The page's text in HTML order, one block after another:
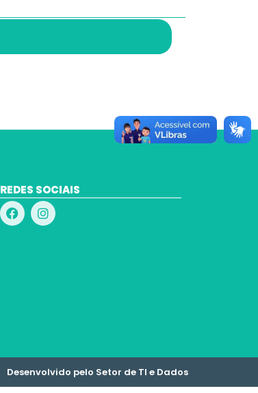
REDES SOCIAIS
Desenvolvido pelo Setor de TI e Dados